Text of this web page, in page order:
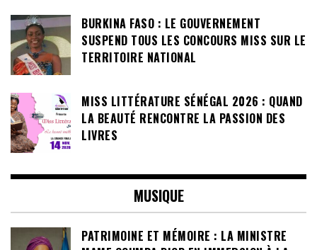
BURKINA FASO : LE GOUVERNEMENT
SUSPEND TOUS LES CONCOURS MISS SUR LE
TERRITOIRE NATIONAL
MISS LITTÉRATURE SÉNÉGAL 2026 : QUAND
LA BEAUTÉ RENCONTRE LA PASSION DES
LIVRES
MUSIQUE
PATRIMOINE ET MÉMOIRE : LA MINISTRE